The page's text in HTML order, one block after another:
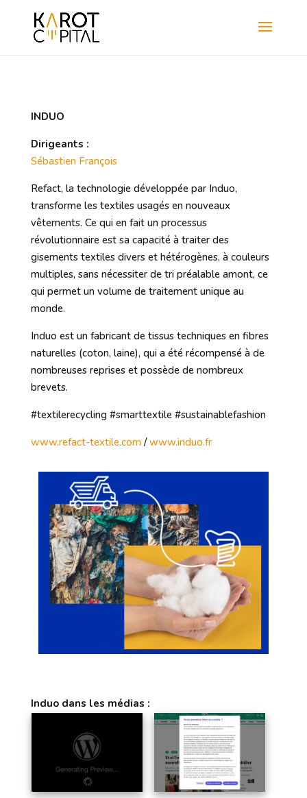
INDUO
Dirigeants :
Sébastien François
Refact, la technologie développée par Induo,
transforme les textiles usagés en nouveaux
vêtements. Ce qui en fait un processus
révolutionnaire est sa capacité à traiter des
gisements textiles divers et hétérogènes, à couleurs
multiples, sans nécessiter de tri préalable amont, ce
qui permet un volume de traitement unique au
monde.
Induo est un fabricant de tissus techniques en fibres
naturelles (coton, laine), qui a été récompensé à de
nombreuses reprises et possède de nombreux
brevets.
#textilerecycling #smarttextile #sustainablefashion
www.refact-textile.com/www.induo.fr
Induo dans les médias :